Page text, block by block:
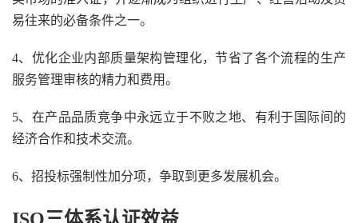
易往来的必备条件之一。
4、优化企业内部质量架构管理化，节省了各个流程的生产
服务管理审核的精力和费用。
5、在产品品质竞争中永远立于不败之地、有利于国际间的
经济合作和技术交流。
6、招投标强制性加分项，争取到更多发展机会。